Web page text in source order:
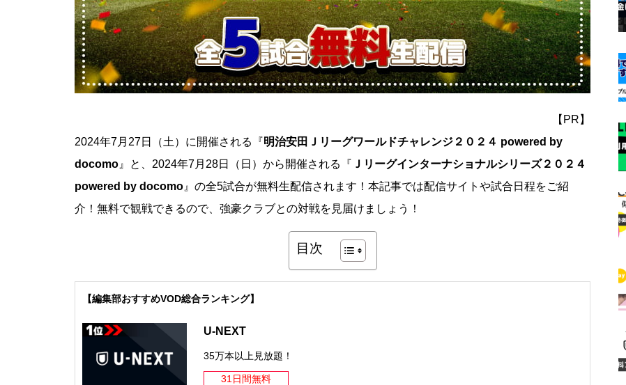
【PR】
2024年7月27日（土）に開催される『明治安田Ｊリーグワールドチャレンジ２０２４ powered by
docomo 』と、2024年7月28日（日）から開催される『 Ｊリーグインターナショナルシリーズ２０２４
powered by docomo 』の全5試合が無料生配信されます！本記事では配信サイトや試合日程をご紹
介！無料で観戦できるので、強豪クラブとの対戦を見届けましょう！
目次
【編集部おすすめVOD総合ランキング】
U-NEXT
35万本以上見放題！
31日間無料